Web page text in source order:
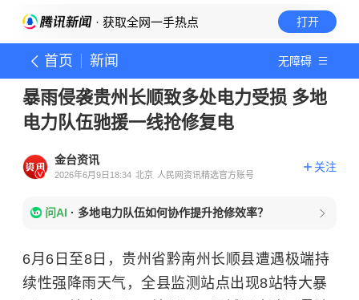
· 获取全网一手热点 打开
首页 新闻 无障碍
暴雨侵袭贵州长顺致多处电力受损 多地
电力队伍驰援一线抢修复电
金台资讯
2026年6月9日18:34 北京 人民网资讯精选官方账号
关注
问AI · 多地电力队伍如何协作提升抢修效率？
6月6日至8日，贵州省黔南州长顺县遭遇极端持
续性强降雨天气，全县监测站点出现8站特大暴